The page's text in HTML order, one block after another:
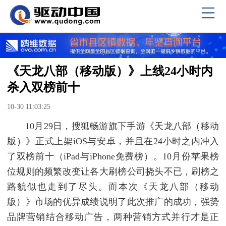
《天龙八部（移动版）》上线24小时内
杀入双榜前十
10-30 11:03:25
10月29日，搜狐畅游旗下手游《天龙八部（移动
版）》正式上架iOS与安卓，并且在24小时之内冲入
了双榜前十（iPad与iPhone免费榜）。10月份苹果榜
位规则的频繁改变让各大刷榜公司挠头不已，刷榜之
路貌似也走到了尽头。而本次《天龙八部（移动
版）》市场的优异成绩说明了此次推广的成功，强势
品牌营销结合移动广告，两种营销方式并行才是正